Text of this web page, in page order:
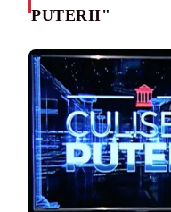
PUTERII"